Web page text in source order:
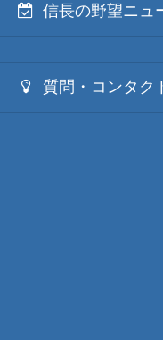
信長の野望ニュ
質問・コンタク